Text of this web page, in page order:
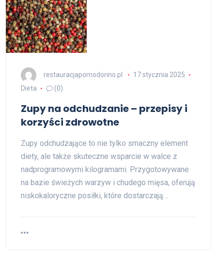
restauracjapomodorino.pl
17 stycznia 2025
Dieta
(0)
Zupy na odchudzanie – przepisy i
korzyści zdrowotne
Zupy odchudzające to nie tylko smaczny element
diety, ale także skuteczne wsparcie w walce z
nadprogramowymi kilogramami. Przygotowywane
na bazie świeżych warzyw i chudego mięsa, oferują
niskokaloryczne posiłki, które dostarczają…